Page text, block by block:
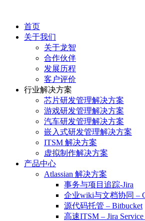
首页
关于我们
关于龙智
合作伙伴
发展历程
客户评价
行业解决方案
芯片研发管理解决方案
游戏研发管理解决方案
汽车研发管理解决方案
嵌入式研发管理解决方案
ITSM 解决方案
虚拟制作解决方案
产品中心
Atlassian 解决方案
事务与项目追踪-Jira
企业wiki与文档协同 –
源代码托管 – Bitbucket
高速ITSM – Jira Service